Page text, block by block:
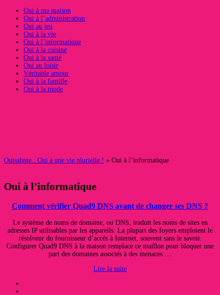
Oui à ma maison
Oui à l’administration
Oui au jeu
Oui à la vie
Oui à l’informatique
Oui à la cuisine
Oui à la santé
Oui au loisir
Véritable amour
Oui à la famille
Oui à la mode
Ouisabnte : Oui à une vie plurielle ! » Oui à l’informatique
Oui à l’informatique
Comment vérifier Quad9 DNS avant de changer ses DNS ?
Le système de noms de domaine, ou DNS, traduit les noms de sites en
adresses IP utilisables par les appareils. La plupart des foyers emploient le
résolveur du fournisseur d’accès à Internet, souvent sans le savoir.
Configurer Quad9 DNS à la maison remplace ce maillon pour bloquer une
part des domaines associés à des menaces …
Lire la suite